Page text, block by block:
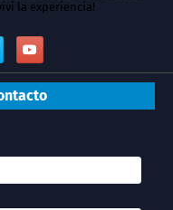
la experiencia!